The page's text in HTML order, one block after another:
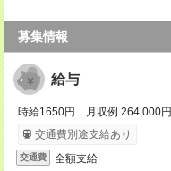
募集情報
給与
時給1650円 月収例 264,000円
交通費別途支給あり
交通費 全額支給